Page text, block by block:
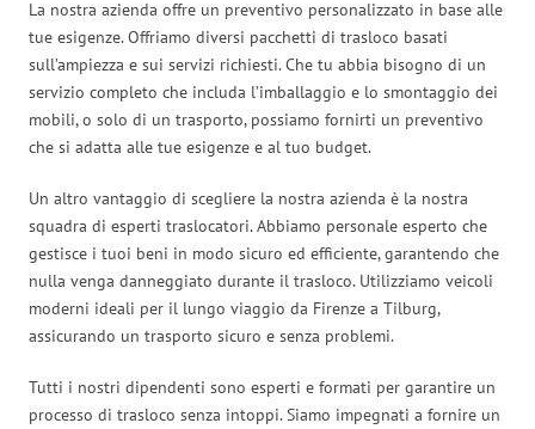
La nostra azienda offre un preventivo personalizzato in base alle
tue esigenze. Offriamo diversi pacchetti di trasloco basati
sull’ampiezza e sui servizi richiesti. Che tu abbia bisogno di un
servizio completo che includa l’imballaggio e lo smontaggio dei
mobili, o solo di un trasporto, possiamo fornirti un preventivo
che si adatta alle tue esigenze e al tuo budget.
Un altro vantaggio di scegliere la nostra azienda è la nostra
squadra di esperti traslocatori. Abbiamo personale esperto che
gestisce i tuoi beni in modo sicuro ed efficiente, garantendo che
nulla venga danneggiato durante il trasloco. Utilizziamo veicoli
moderni ideali per il lungo viaggio da Firenze a Tilburg,
assicurando un trasporto sicuro e senza problemi.
Tutti i nostri dipendenti sono esperti e formati per garantire un
processo di trasloco senza intoppi. Siamo impegnati a fornire un